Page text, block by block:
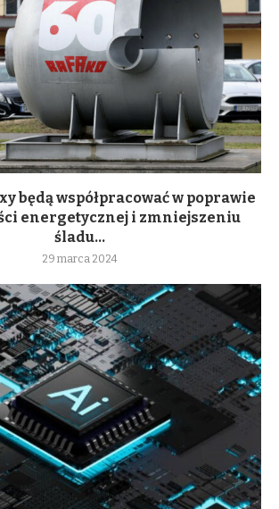
będą współpracować w poprawie
energetycznej i zmniejszeniu
śladu...
29 marca 2024